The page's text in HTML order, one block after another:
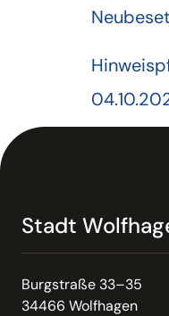
Stadt
Burgstraße 33–35
34466 Wolfhagen